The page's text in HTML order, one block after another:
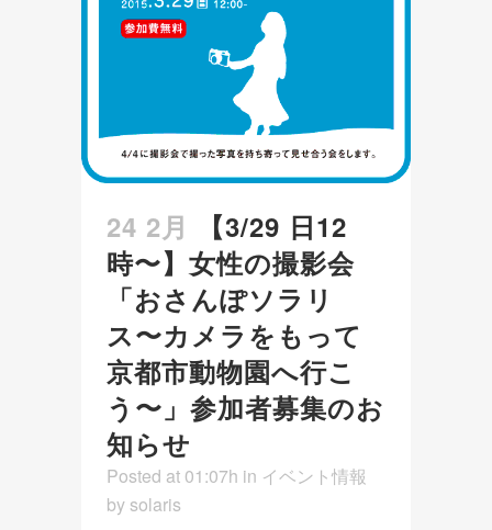
24 2月
【3/29 日12
時〜】女性の撮影会
「おさんぽソラリ
ス〜カメラをもって
京都市動物園へ行こ
う〜」参加者募集のお
知らせ
Posted at 01:07h in イベント情報
by solaris